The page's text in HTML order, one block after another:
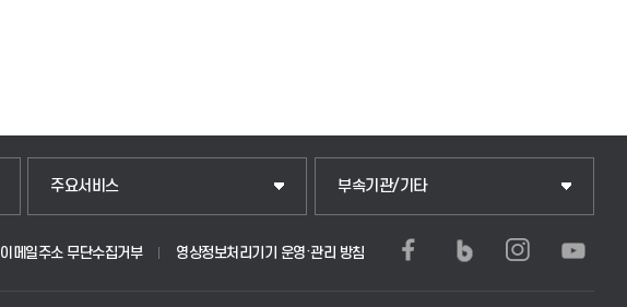
주요서비스
입학안내
웹메일
부속기관/기타
중앙도서관
학생생활관(안성)
이메일주소 무단수집거부 영상정보처리기기 운영·관리 방침